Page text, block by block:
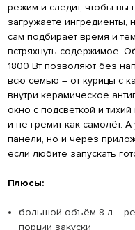
режим и следит, чтобы вы
загружаете
сам подбирает время и
встряхнуть содержимое.
1800 Вт позволяют без
всю семью – от курицы с
внутри керамическое
окно с подсветкой и тихий
и не гремит как самолёт.
панели, но и через
если любите запускать
Плюсы:
большой объём 8 л –
порции закуски